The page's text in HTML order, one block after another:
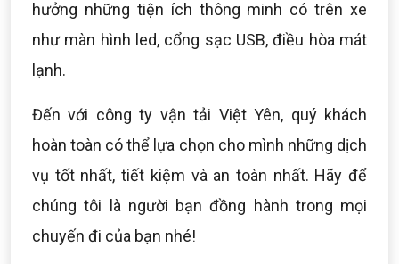
hưởng những tiện ích thông minh có trên xe
như màn hình led, cổng sạc USB, điều hòa mát
lạnh.
Đến với công ty vận tải Việt Yên, quý khách
hoàn toàn có thể lựa chọn cho mình những dịch
vụ tốt nhất, tiết kiệm và an toàn nhất. Hãy để
chúng tôi là người bạn đồng hành trong mọi
chuyến đi của bạn nhé!